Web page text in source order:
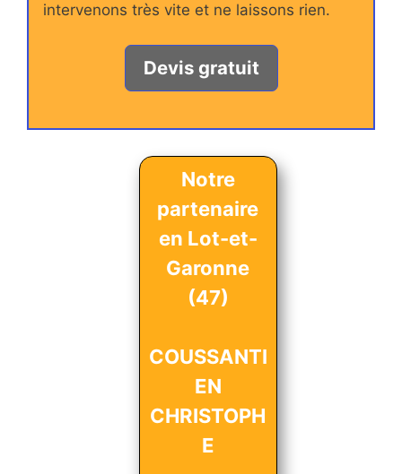
intervenons très vite et ne laissons rien.
Devis gratuit
Notre
partenaire
en Lot-et-
Garonne
(47)
COUSSANTI
EN
CHRISTOPH
E